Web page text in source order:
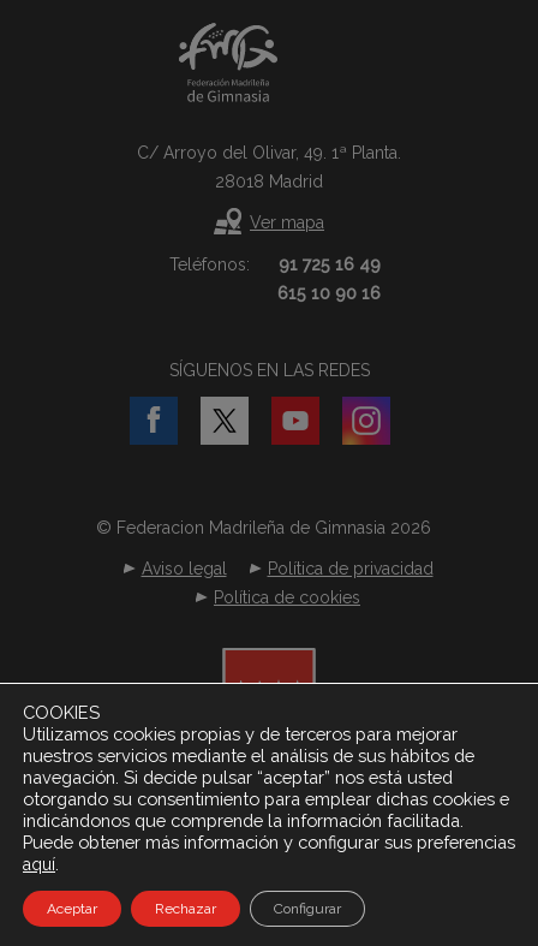
C/ Arroyo del Olivar, 49. 1ª Planta.
28018 Madrid
Ver mapa
Teléfonos:
91 725 16 49
615 10 90 16
SÍGUENOS EN LAS REDES
© Federacion Madrileña de Gimnasia 2026
Aviso legal
Política de privacidad
Política de cookies
COOKIES
Utilizamos cookies propias y de terceros para mejorar
nuestros servicios mediante el análisis de sus hábitos de
navegación. Si decide pulsar “aceptar” nos está usted
otorgando su consentimiento para emplear dichas cookies e
indicándonos que comprende la información facilitada.
Puede obtener más información y configurar sus preferencias
aquí
Aceptar Rechazar Configurar